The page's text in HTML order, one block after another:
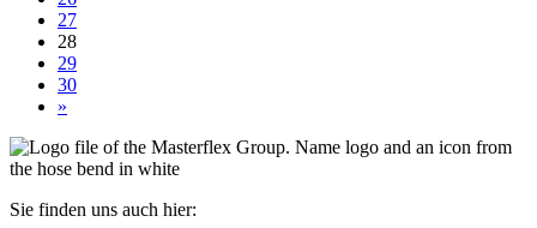
27
28
29
30
»
Sie finden uns auch hier: